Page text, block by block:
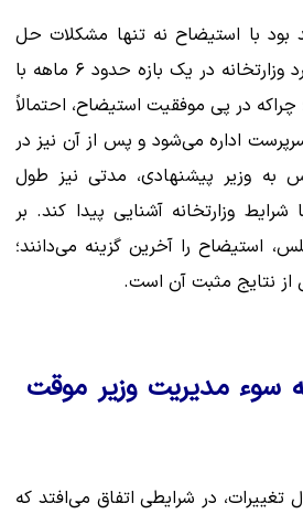
با استیضاح نه تنها مشکلات حل
نمی‌شود که در اغلب موارد وزارتخانه در یک بازه حدود ۶ ماهه با
چراکه در پی موفقیت استیضاح، احتمالاً
برای ۳ ماه با سرپرست اداره می‌شود و پس از آن نیز در
به وزیر پیشنهادی، مدتی نیز طول
وزارتخانه آشنایی پیدا کند. بر
استیضاح را آخرین گزینه می‌دانند؛
از نتایج مثبت آن است.
سوء مدیریت وزیر موقت
تغییرات، در شرایطی اتفاق می‌افتد که